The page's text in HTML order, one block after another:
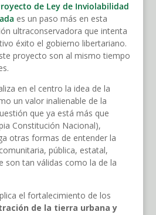
de Ley de Inviolabilidad
es un paso más en esta
ultraconservadora que intenta
éxito el gobierno libertariano.
proyecto son al mismo tiempo
en el centro la idea de la
un valor inalienable de la
que ya está más que
Constitución Nacional),
otras formas de entender la
pública, estatal,
son tan válidas como la de la
el fortalecimiento de los
de la tierra urbana y